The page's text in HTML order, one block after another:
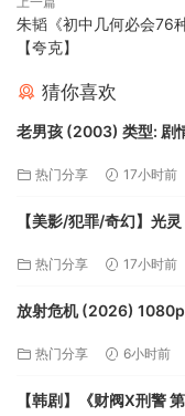
朱韬《初中几何必会76
【夸克】
猜你喜欢
老男孩 (2003) 类型: 剧情 / 动作 / 悬疑 / 惊悚 韩国 又名: 原罪犯(港/
热门分享 17小时前
【美影/犯罪/奇幻】光
热门分享 17小时前
热门分享 6小时前
【韩剧】《财阀X刑警